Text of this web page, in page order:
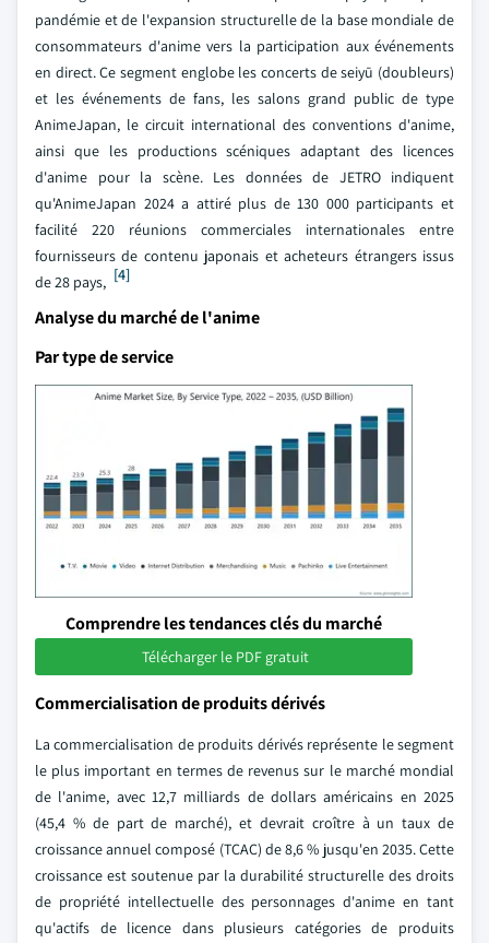
pandémie et de l'expansion structurelle de la base mondiale de
consommateurs d'anime vers la participation aux événements
en direct. Ce segment englobe les concerts de seiyū (doubleurs)
et les événements de fans, les salons grand public de type
AnimeJapan, le circuit international des conventions d'anime,
ainsi que les productions scéniques adaptant des licences
d'anime pour la scène. Les données de JETRO indiquent
qu'AnimeJapan 2024 a attiré plus de 130 000 participants et
facilité 220 réunions commerciales internationales entre
fournisseurs de contenu japonais et acheteurs étrangers issus
de 28 pays, [4]
Analyse du marché de l'anime
Par type de service
Comprendre les tendances clés du marché
Télécharger le PDF gratuit
Commercialisation de produits dérivés
La commercialisation de produits dérivés représente le segment
le plus important en termes de revenus sur le marché mondial
de l'anime, avec 12,7 milliards de dollars américains en 2025
(45,4 % de part de marché), et devrait croître à un taux de
croissance annuel composé (TCAC) de 8,6 % jusqu'en 2035. Cette
croissance est soutenue par la durabilité structurelle des droits
de propriété intellectuelle des personnages d'anime en tant
qu'actifs de licence dans plusieurs catégories de produits